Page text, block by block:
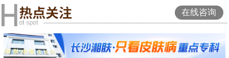
在线咨询